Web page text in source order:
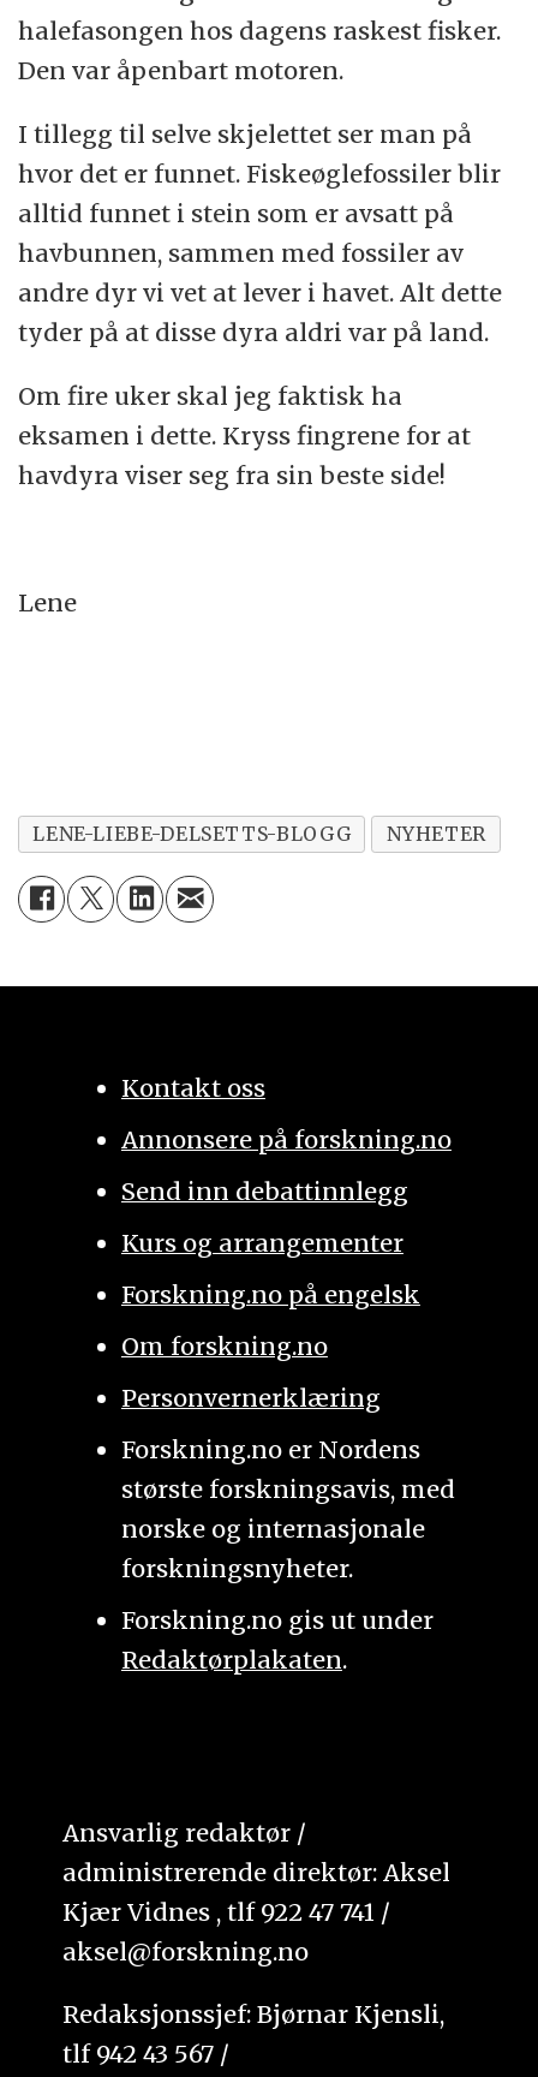
halefasongen hos dagens raskest fisker.
Den var åpenbart motoren.
I tillegg til selve skjelettet ser man på
hvor det er funnet. Fiskeøglefossiler blir
alltid funnet i stein som er avsatt på
havbunnen, sammen med fossiler av
andre dyr vi vet at lever i havet. Alt dette
tyder på at disse dyra aldri var på land.
Om fire uker skal jeg faktisk ha
eksamen i dette. Kryss fingrene for at
havdyra viser seg fra sin beste side!
Lene
LENE-LIEBE-DELSETTS-BLOGG NYHETER
Kontakt oss
Annonsere på forskning.no
Send inn debattinnlegg
Kurs og arrangementer
Forskning.no på engelsk
Om forskning.no
Personvernerklæring
Forskning.no er Nordens
største forskningsavis, med
norske og internasjonale
forskningsnyheter.
Forskning.no gis ut under
Redaktørplakaten.
Ansvarlig redaktør /
administrerende direktør: Aksel
Kjær Vidnes , tlf 922 47 741 /
aksel@forskning.no
Redaksjonssjef: Bjørnar Kjensli,
tlf 942 43 567 /